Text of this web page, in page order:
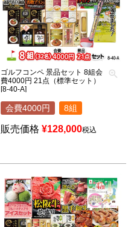
ゴルフコンペ 景品セット 8組会
費4000円 21点（標準セット）
[8-40-A]
会費4000円 8組
販売価格 ¥128,000税込